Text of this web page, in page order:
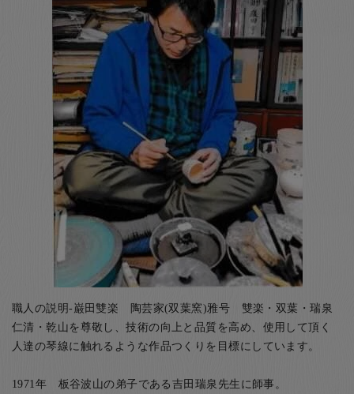
職人の説明-巌田雙楽 陶芸家(双葉窯)雅号 雙楽・双葉・瑞泉
仁清・乾山を尊敬し、技術の向上と品質を高め、使用して頂く
人達の琴線に触れるような作品つくりを目標にしています。
1971年 板谷波山の弟子である吉田瑞泉先生に師事。